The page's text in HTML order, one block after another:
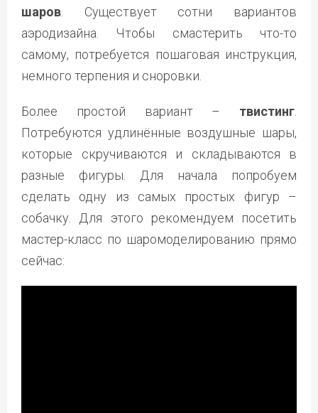
шаров . Существует сотни вариантов
аэродизайна. Чтобы смастерить что-то
самому, потребуется пошаговая инструкция,
немного терпения и сноровки.
Более простой вариант – твистинг
Потребуются удлинённые воздушные шары,
которые скручиваются и складываются в
разные фигуры. Для начала попробуем
сделать одну из самых простых фигур –
собачку. Для этого рекомендуем посетить
мастер-класс по шаромоделированию прямо
сейчас: